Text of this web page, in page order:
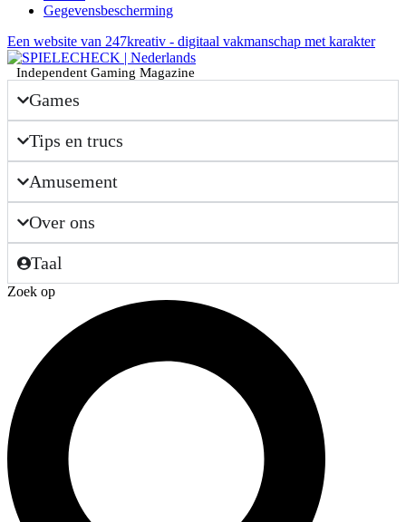
Gegevensbescherming
Een website van 247kreativ - digitaal vakmanschap met karakter
Independent Gaming Magazine
Games
Tips en trucs
Amusement
Over ons
Taal
Zoek op